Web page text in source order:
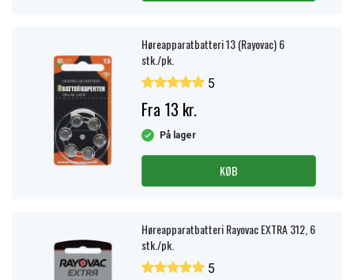
Høreapparatbatteri 13 (Rayovac) 6
stk./pk.
5
Fra 13 kr.
På lager
KØB
Høreapparatbatteri Rayovac EXTRA 312, 6
stk./pk.
5